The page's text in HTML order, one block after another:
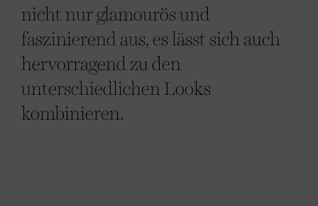
nicht nur glamourös und
faszinierend aus, es lässt sich auch
hervorragend zu den
unterschiedlichen Looks
kombinieren.